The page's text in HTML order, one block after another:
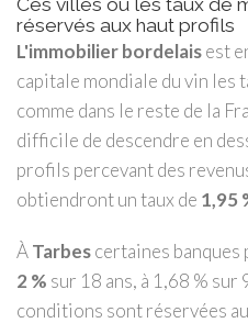
réservés aux haut profils
L'immobilier bordelaisest
capitale mondiale du vin les
comme dans le reste de la
difficile de descendre en
profils percevant des
obtiendront un taux de 1,95
ÀTarbescertaines
2 % sur 18 ans, à 1,68 % sur
conditions sont réservées